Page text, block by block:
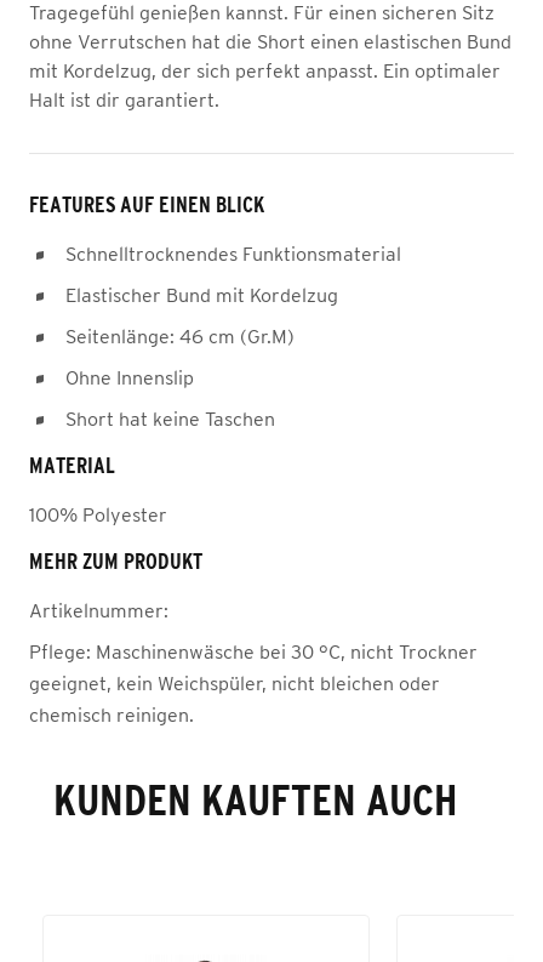
Tragegefühl genießen kannst. Für einen sicheren Sitz
ohne Verrutschen hat die Short einen elastischen Bund
mit Kordelzug, der sich perfekt anpasst. Ein optimaler
Halt ist dir garantiert.
FEATURES AUF EINEN BLICK
Schnelltrocknendes Funktionsmaterial
Elastischer Bund mit Kordelzug
Seitenlänge: 46 cm (Gr.M)
Ohne Innenslip
Short hat keine Taschen
MATERIAL
100% Polyester
MEHR ZUM PRODUKT
Artikelnummer:
Pflege: Maschinenwäsche bei 30 °C, nicht Trockner
geeignet, kein Weichspüler, nicht bleichen oder
chemisch reinigen.
KUNDEN KAUFTEN AUCH